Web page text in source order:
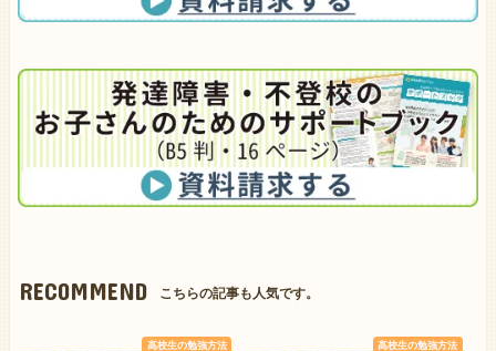
RECOMMEND こちらの記事も人気です。
高校生の勉強方法 高校生の勉強方法